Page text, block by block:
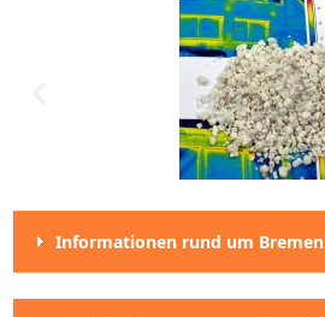
Informationen rund um Bremen